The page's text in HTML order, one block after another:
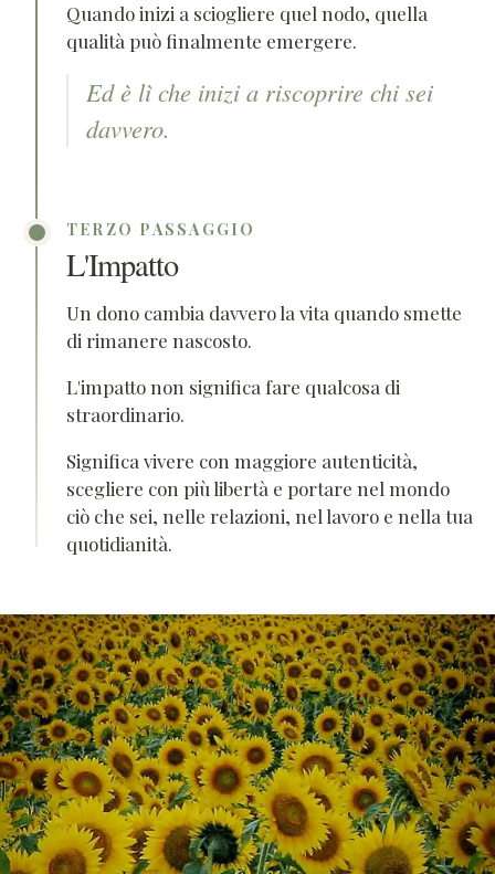
Quando inizi a sciogliere quel nodo, quella
qualità può finalmente emergere.
Ed è lì che inizi a riscoprire chi sei
davvero.
TERZO PASSAGGIO
L'Impatto
Un dono cambia davvero la vita quando smette
di rimanere nascosto.
L'impatto non significa fare qualcosa di
straordinario.
Significa vivere con maggiore autenticità,
scegliere con più libertà e portare nel mondo
ciò che sei, nelle relazioni, nel lavoro e nella tua
quotidianità.